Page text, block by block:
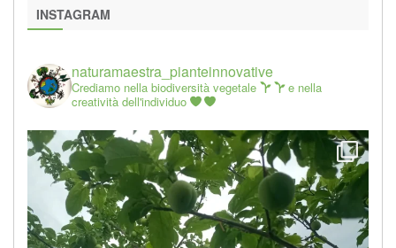
INSTAGRAM
naturamaestra_pianteinnovative
Crediamo nella biodiversità vegetale
e nella
creatività dell'individuo